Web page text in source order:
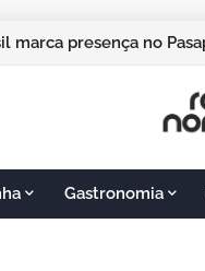
marca presença no
do Jordão vai sediar
Gastronomia